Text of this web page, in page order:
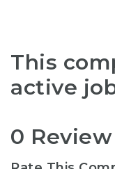
This
active
0 Review